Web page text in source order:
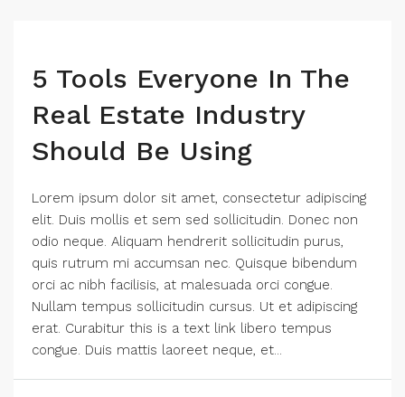
5 Tools Everyone In The
Real Estate Industry
Should Be Using
Lorem ipsum dolor sit amet, consectetur adipiscing
elit. Duis mollis et sem sed sollicitudin. Donec non
odio neque. Aliquam hendrerit sollicitudin purus,
quis rutrum mi accumsan nec. Quisque bibendum
orci ac nibh facilisis, at malesuada orci congue.
Nullam tempus sollicitudin cursus. Ut et adipiscing
erat. Curabitur this is a text link libero tempus
congue. Duis mattis laoreet neque, et...